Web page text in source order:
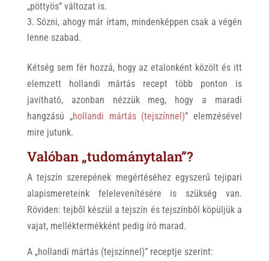
„pöttyös” változat is.
Sózni, ahogy már írtam, mindenképpen csak a végén
lenne szabad.
Kétség sem fér hozzá, hogy az etalonként közölt és itt
elemzett hollandi mártás recept több ponton is
javítható, azonban nézzük meg, hogy a maradi
hangzású „hollandi mártás (tejszínnel)” elemzésével
mire jutunk.
Valóban „tudománytalan”?
A tejszín szerepének megértéséhez egyszerű tejipari
alapismereteink felelevenítésére is szükség van.
Röviden: tejből készül a tejszín és tejszínből köpüljük a
vajat, melléktermékként pedig író marad.
A „hollandi mártás (tejszínnel)” receptje szerint: